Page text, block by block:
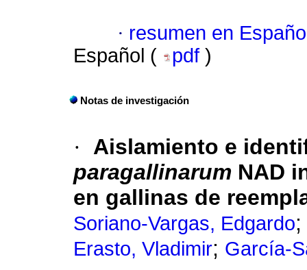
· resumen en
Español (
pdf )
Notas de investigación
·
Aislamiento e
paragallinarum NAD
en gallinas de
Soriano-Vargas, Edgardo;
Erasto, Vladimir; García-